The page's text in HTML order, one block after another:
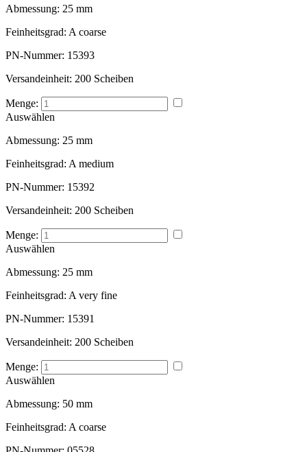
Abmessung: 25 mm
Feinheitsgrad: A coarse
PN-Nummer: 15393
Versandeinheit: 200 Scheiben
Menge:
Auswählen
Abmessung: 25 mm
Feinheitsgrad: A medium
PN-Nummer: 15392
Versandeinheit: 200 Scheiben
Menge:
Auswählen
Abmessung: 25 mm
Feinheitsgrad: A very fine
PN-Nummer: 15391
Versandeinheit: 200 Scheiben
Menge:
Auswählen
Abmessung: 50 mm
Feinheitsgrad: A coarse